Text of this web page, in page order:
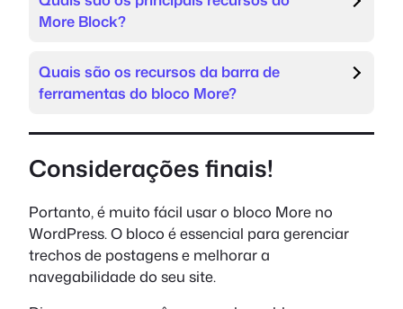
More Block?
Quais são os recursos da barra de
ferramentas do bloco More?
Considerações finais!
Portanto, é muito fácil usar o bloco More no
WordPress. O bloco é essencial para gerenciar
trechos de postagens e melhorar a
navegabilidade do seu site.